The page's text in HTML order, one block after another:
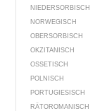
NIEDERSORBISCH
NORWEGISCH
OBERSORBISCH
OKZITANISCH
OSSETISCH
POLNISCH
PORTUGIESISCH
RÄTOROMANISCH